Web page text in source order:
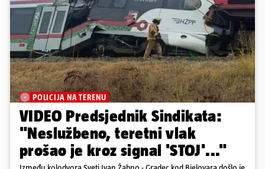
POLICIJA NA TERENU
VIDEO Predsjednik Sindikata:
"Neslužbeno, teretni vlak
prošao je kroz signal 'STOJ'..."